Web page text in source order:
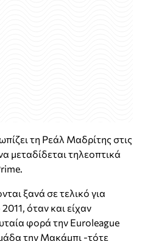
τη Ρεάλ Μαδρίτης στις
μεταδίδεται τηλεοπτικά
ξανά σε τελικό για
όταν και είχαν
φορά την Euroleague
την Μακάμπι -τότε